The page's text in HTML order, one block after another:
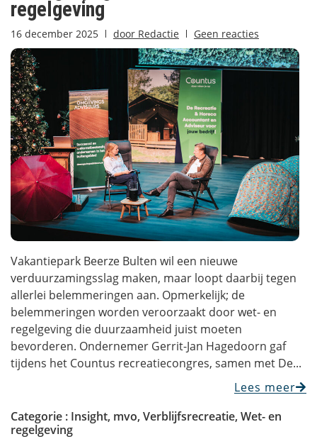
regelgeving
16 december 2025 door Redactie Geen reacties
Vakantiepark Beerze Bulten wil een nieuwe
verduurzamingsslag maken, maar loopt daarbij tegen
allerlei belemmeringen aan. Opmerkelijk; de
belemmeringen worden veroorzaakt door wet- en
regelgeving die duurzaamheid juist moeten
bevorderen. Ondernemer Gerrit-Jan Hagedoorn gaf
tijdens het Countus recreatiecongres, samen met De...
Lees meer
Categorie : Insight, mvo, Verblijfsrecreatie, Wet- en
regelgeving